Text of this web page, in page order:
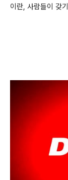
이란, 사람들이 갖